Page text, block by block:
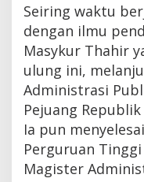
Seiring waktu
dengan ilmu
Masykur Thahir
ulung ini,
Administrasi
Pejuang
Ia pun
Perguruan
Magister